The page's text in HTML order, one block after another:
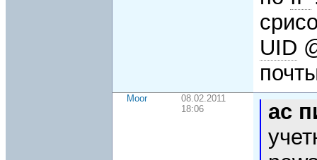
UID
Moor
08.02.2011
18:06
ac